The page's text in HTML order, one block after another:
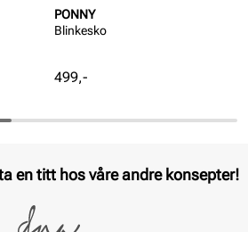
PONNY
Blinkesko
Pris
499,-
en titt hos våre andre konsepter!